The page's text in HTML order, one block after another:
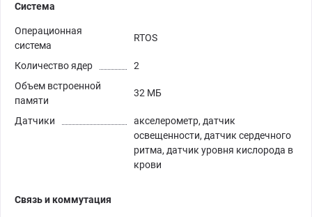
Система
Операционная
система
RTOS
Количество ядер
2
Объем встроенной
памяти
32 МБ
Датчики
акселерометр, датчик
освещенности, датчик сердечного
ритма, датчик уровня кислорода в
крови
Связь и коммутация